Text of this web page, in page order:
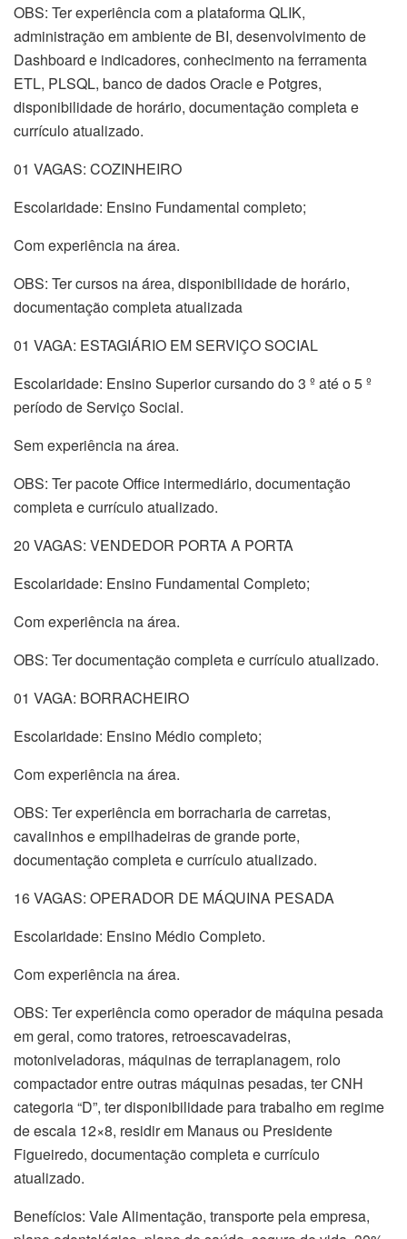
OBS: Ter experiência com a plataforma QLIK,
administração em ambiente de BI, desenvolvimento de
Dashboard e indicadores, conhecimento na ferramenta
ETL, PLSQL, banco de dados Oracle e Potgres,
disponibilidade de horário, documentação completa e
currículo atualizado.
01 VAGAS: COZINHEIRO
Escolaridade: Ensino Fundamental completo;
Com experiência na área.
OBS: Ter cursos na área, disponibilidade de horário,
documentação completa atualizada
01 VAGA: ESTAGIÁRIO EM SERVIÇO SOCIAL
Escolaridade: Ensino Superior cursando do 3 º até o 5 º
período de Serviço Social.
Sem experiência na área.
OBS: Ter pacote Office intermediário, documentação
completa e currículo atualizado.
20 VAGAS: VENDEDOR PORTA A PORTA
Escolaridade: Ensino Fundamental Completo;
Com experiência na área.
OBS: Ter documentação completa e currículo atualizado.
01 VAGA: BORRACHEIRO
Escolaridade: Ensino Médio completo;
Com experiência na área.
OBS: Ter experiência em borracharia de carretas,
cavalinhos e empilhadeiras de grande porte,
documentação completa e currículo atualizado.
16 VAGAS: OPERADOR DE MÁQUINA PESADA
Escolaridade: Ensino Médio Completo.
Com experiência na área.
OBS: Ter experiência como operador de máquina pesada
em geral, como tratores, retroescavadeiras,
motoniveladoras, máquinas de terraplanagem, rolo
compactador entre outras máquinas pesadas, ter CNH
categoria “D”, ter disponibilidade para trabalho em regime
de escala 12×8, residir em Manaus ou Presidente
Figueiredo, documentação completa e currículo
atualizado.
Benefícios: Vale Alimentação, transporte pela empresa,